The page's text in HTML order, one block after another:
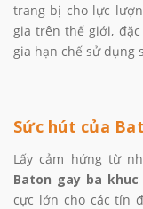
trang bị cho lực
gia trên thế giới,
gia hạn chế sử dụng
Sức hút của
Lấy cảm hứng từ
Baton gay ba
cực lớn cho các tín